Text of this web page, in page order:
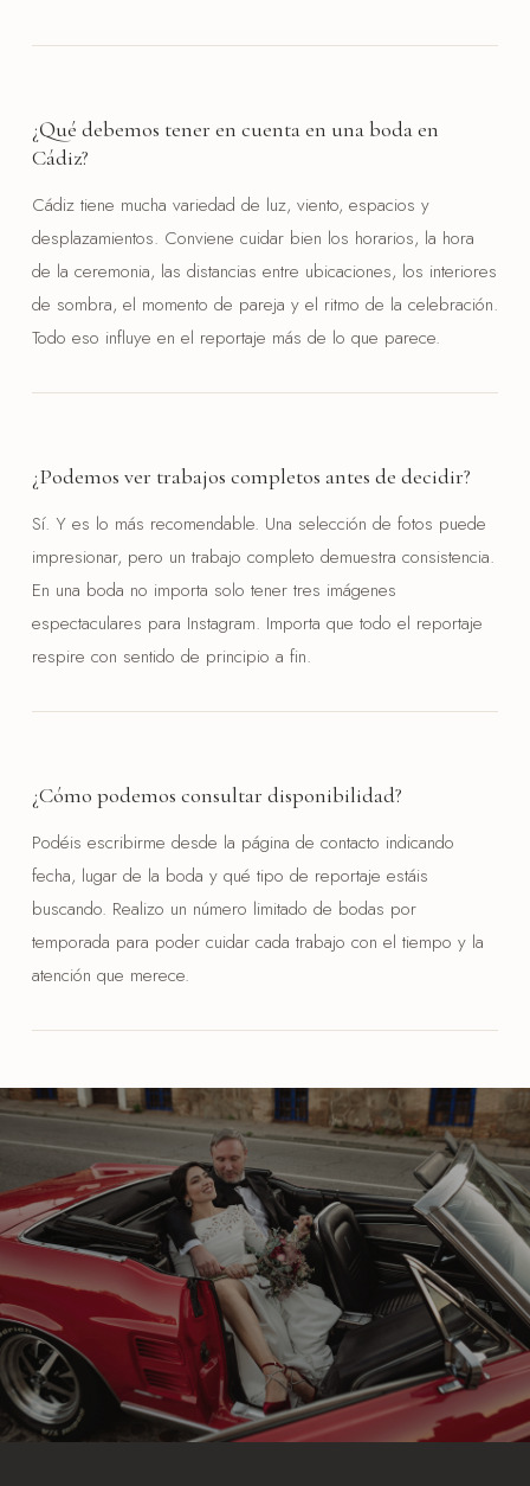
¿Qué debemos tener en cuenta en una boda en
Cádiz?
Cádiz tiene mucha variedad de luz, viento, espacios y
desplazamientos. Conviene cuidar bien los horarios, la hora
de la ceremonia, las distancias entre ubicaciones, los interiores
de sombra, el momento de pareja y el ritmo de la celebración.
Todo eso influye en el reportaje más de lo que parece.
¿Podemos ver trabajos completos antes de decidir?
Sí. Y es lo más recomendable. Una selección de fotos puede
impresionar, pero un trabajo completo demuestra consistencia.
En una boda no importa solo tener tres imágenes
espectaculares para Instagram. Importa que todo el reportaje
respire con sentido de principio a fin.
¿Cómo podemos consultar disponibilidad?
Podéis escribirme desde la página de contacto indicando
fecha, lugar de la boda y qué tipo de reportaje estáis
buscando. Realizo un número limitado de bodas por
temporada para poder cuidar cada trabajo con el tiempo y la
atención que merece.